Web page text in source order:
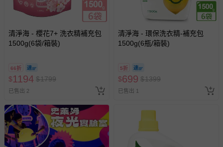
-新生兒親膚衣物（嬰幼兒包巾與背巾、包屁衣、學習
褲、紗布衣等）。
帶束縛衣、餐搖椅等）。
-其他原廠盒裝商品封口處已貼上「不可拆封」，或具警
國際航空、客運、訂房等服務。
其他常見問題：
運送服務：目前提供的運送僅限台灣本島。如您位於離島地
清淨海 - 櫻花7+ 洗衣精補充包
1500g(6袋/箱裝)
66折
$1194 $1799
已售出 2
清淨海 - 環保洗衣精-補充包
1500g(6瓶/箱裝)
5折
$699 $1399
已售出 1